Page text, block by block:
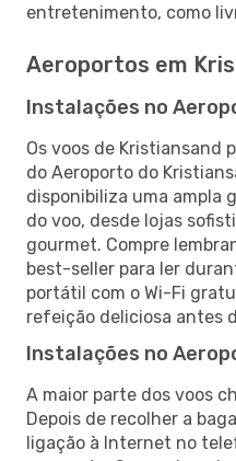
entretenimento, como
Aeroportos em
Instalações no
Os voos de Kristiansand
do Aeroporto do
disponibiliza uma ampla
do voo, desde lojas
gourmet. Compre
best-seller para ler
portátil com o Wi-Fi
refeição deliciosa antes
Instalações no
A maior parte dos voos
Depois de recolher a
ligação à Internet no